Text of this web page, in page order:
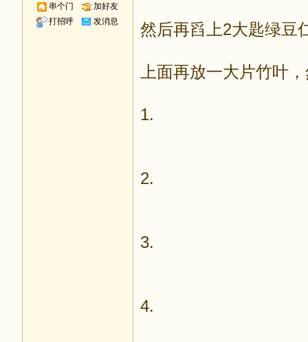
串个门
加好友
打招呼
发消息 然后再舀上2大匙绿豆
上面再放一大片竹叶
1.
2.
3.
4.